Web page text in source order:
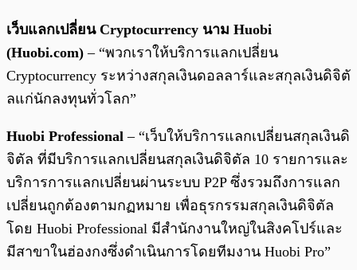
เว็บแลกเปลี่ยน Cryptocurrency นาม Huobi
(Huobi.com) – “พวกเราให้บริการแลกเปลี่ยน
Cryptocurrency ระหว่างสกุลเงินดอลลาร์และสกุลเงินดิจิตั
ลแก่นักลงทุนทั่วโลก”
Huobi Professional – “เว็บให้บริการแลกเปลี่ยนสกุลเงินดิ
จิตัล ที่มีบริการแลกเปลี่ยนสกุลเงินดิจิตัล 10 รายการและ
บริการการแลกเปลี่ยนผ่านระบบ P2P ซึ่งรวมถึงการแลก
เปลี่ยนถูกต้องตามกฏหมาย เพื่อธุรกรรมสกุลเงินดิจิตัล
โดย Huobi Professional มีสำนักงานใหญ่ในสิงคโปร์และ
มีสาขาในฮ่องกงซึ่งดำเนินการโดยทีมงาน Huobi Pro”